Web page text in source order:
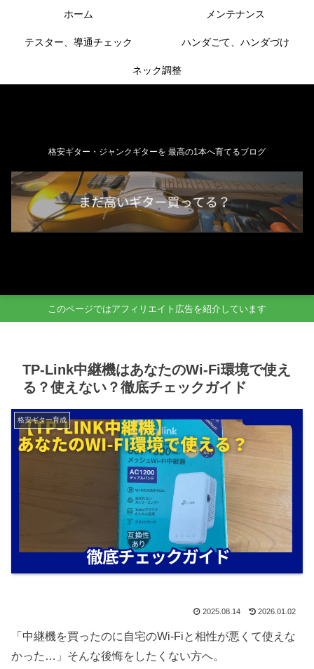
格安ギター・ジャンクギターを 最高の1本へ育てるブログ
ホーム メンテナンス
テスター、導通チェック ハンダごて、ハンダづけ
ネック調整
このページではアフィリエイト広告を紹介しています
TP-Link中継機はあなたのWi-Fi環境で使え
る？使えない？徹底チェックガイド
格安ギター育成
2025.08.14 2026.01.02
「中継機を買ったのに自宅のWi-Fiと相性が悪くて使えな
かった…」そんな後悔をしたくない方へ。